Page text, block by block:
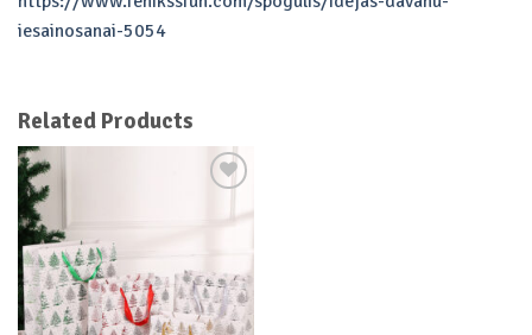
iesainosanai-5054
Related Products